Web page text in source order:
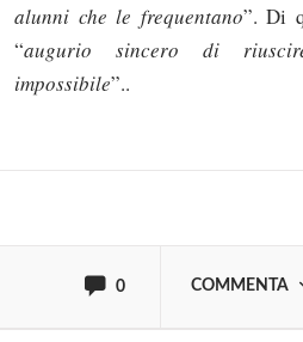
alunni che le frequentano”. Di
“augurio sincero di
impossibile”..
0 COMMENTA
Solo gli utenti
commentare!